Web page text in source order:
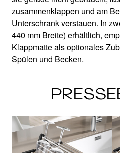
zusammenklappen und am
Unterschrank verstauen. In
440 mm Breite) erhältlich,
Klappmatte als optionales
Spülen und Becken.